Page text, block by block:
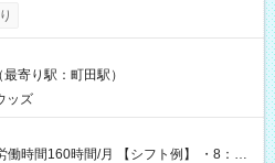
働いたその日に現金GET♪ お仕事後はコ
き落とせます！ 【試用期間】試
寄り駅：町田駅）
ッズ
間/月 【シフト例】 ・8：00